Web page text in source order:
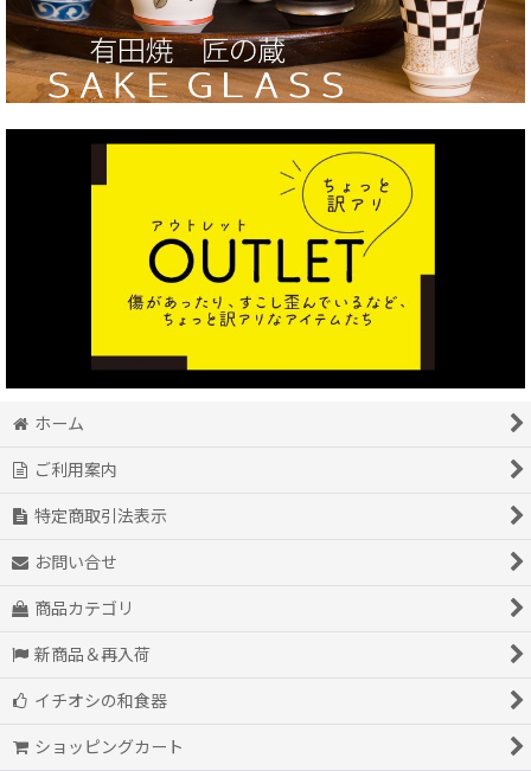
ホーム
ご利用案内
特定商取引法表示
お問い合せ
商品カテゴリ
新商品＆再入荷
イチオシの和食器
ショッピングカート